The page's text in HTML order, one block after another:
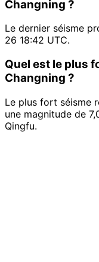
Changning ?
Le dernier séisme
26 18:42 UTC.
Quel est le plus
Changning ?
Le plus fort séisme
une magnitude de
Qingfu.